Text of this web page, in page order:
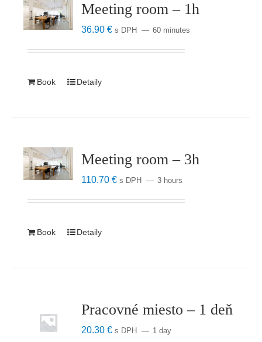
Meeting room – 1h
36.90€ s DPH 60 minutes
Book Detaily
Meeting room – 3h
110.70€ s DPH 3 hours
Book Detaily
Pracovné miesto – 1 deň
20.30€ s DPH 1 day